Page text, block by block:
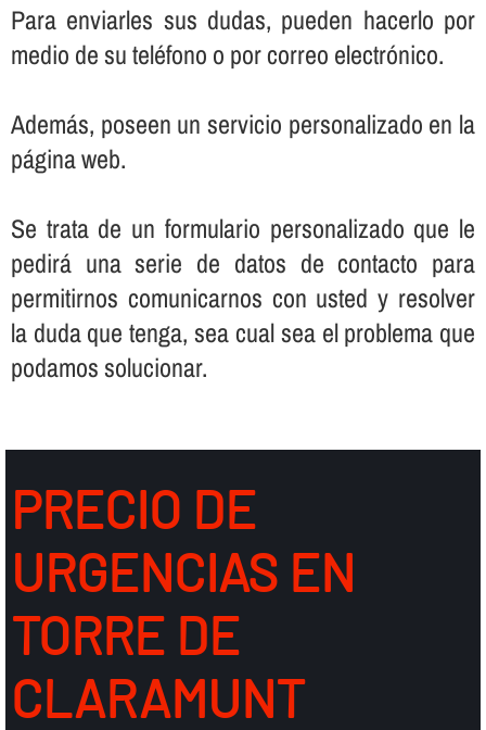
Para enviarles sus dudas, pueden hacerlo por
medio de su teléfono o por correo electrónico.
Además, poseen un servicio personalizado en la
página web.
Se trata de un formulario personalizado que le
pedirá una serie de datos de contacto para
permitirnos comunicarnos con usted y resolver
la duda que tenga, sea cual sea el problema que
podamos solucionar.
PRECIO DE
URGENCIAS EN
TORRE DE
CLARAMUNT